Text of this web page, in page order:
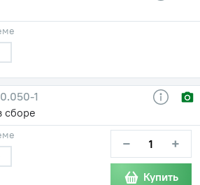
1
сборе
− +
Купить